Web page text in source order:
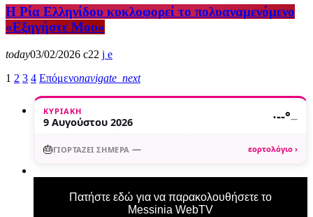
Η Ρία Ελληνίδου κυκλοφορεί το πολυαναμενόμενο
«Εξηγήστε Μου»
today03/02/2026
22
1 2 3 4 Επόμενοnavigate_next
ΚΥΡΙΑΚΉ
9 Αυγούστου 2026 ·--°—
🎂ΓΙΟΡΤΆΖΕΙ ΣΉΜΕΡΑ — εορτολόγιο ›
Πατήστε εδώ για να παρακολουθήσετε το
Messinia WebTV